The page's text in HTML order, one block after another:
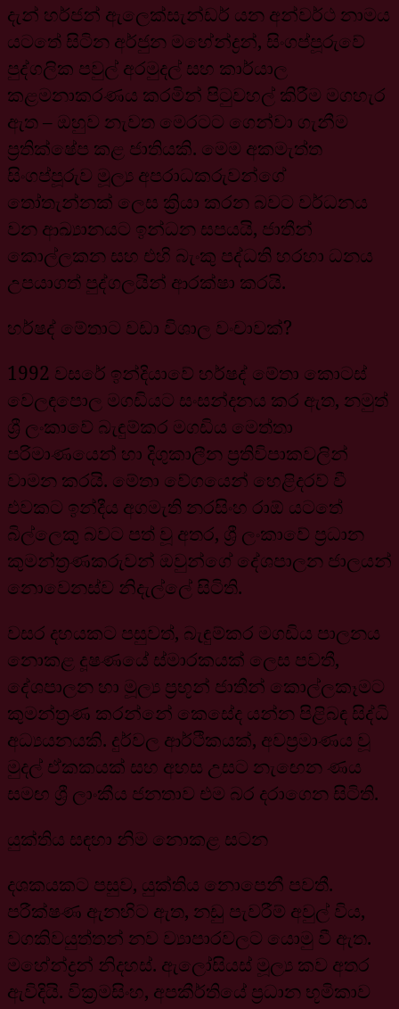
දැන් හර්ජන් ඇලෙක්සැන්ඩර් යන අන්වර්ථ නාමය
යටතේ සිටින අර්ජුන මහේන්ද්‍රන්, සිංගප්පූරුවේ
පුද්ගලික පවුල් අරමුදල් සහ කාර්යාල
කළමනාකරණය කරමින් පිටුවහල් කිරීම මගහැර
ඇත – ඔහුව නැවත මෙරටට ගෙන්වා ගැනීම
ප්‍රතික්ෂේප කළ ජාතියකි. මෙම අකමැත්ත
සිංගප්පූරුව මූල්‍ය අපරාධකරුවන්ගේ
තෝතැන්නක් ලෙස ක්‍රියා කරන බවට වර්ධනය
වන ආඛ්‍යානයට ඉන්ධන සපයයි, ජාතීන්
කොල්ලකන සහ එහි බැංකු පද්ධති හරහා ධනය
උපයාගත් පුද්ගලයින් ආරක්ෂා කරයි.
හර්ෂද් මේතාට වඩා විශාල වංචාවක්?
1992 වසරේ ඉන්දියාවේ හර්ෂද් මේතා කොටස්
වෙලඳපොල මගඩියට සංසන්දනය කර ඇත, නමුත්
ශ්‍රී ලංකාවේ බැඳුම්කර මගඩිය මෙත්තා
පරිමාණයෙන් හා දිගුකාලීන ප්‍රතිවිපාකවලින්
වාමන කරයි. මේතා වේගයෙන් හෙළිදරව් වී
එවකට ඉන්දීය අගමැති නරසිංහ රාඕ යටතේ
බිල්ලෙකු බවට පත් වූ අතර, ශ්‍රී ලංකාවේ ප්‍රධාන
කුමන්ත්‍රණකරුවන් ඔවුන්ගේ දේශපාලන ජාලයන්
නොවෙනස්ව නිදැල්ලේ සිටිති.
වසර දහයකට පසුවත්, බැඳුම්කර මගඩිය පාලනය
නොකළ දූෂණයේ ස්මාරකයක් ලෙස පවතී,
දේශපාලන හා මූල්‍ය ප්‍රභූන් ජාතීන් කොල්ලකෑමට
කුමන්ත්‍රණ කරන්නේ කෙසේද යන්න පිළිබඳ සිද්ධි
අධ්‍යයනයකි. දුර්වල ආර්ථිකයක්, අවප්‍රමාණය වූ
මුදල් ඒකකයක් සහ අහස උසට නැඟෙන ණය
සමඟ ශ්‍රී ලාංකීය ජනතාව එම බර දරාගෙන සිටිති.
යුක්තිය සඳහා නිම නොකළ සටන
දශකයකට පසුව, යුක්තිය නොපෙනී පවතී.
පරීක්ෂණ ඇනහිට ඇත, නඩු පැවරීම් අවුල් විය,
වගකිවයුත්තන් නව ව්‍යාපාරවලට යොමු වී ඇත.
මහේන්ද්‍රන් නිදහස්. ඇලෝසියස් මූල්‍ය කව අතර
ඇවිදියි. වික්‍රමසිංහ, අපකීර්තියේ ප්‍රධාන භූමිකාව